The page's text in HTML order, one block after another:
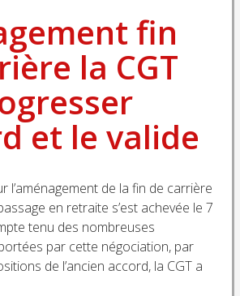
fin
la CGT
et le valide
l’aménagement de la fin de carrière
en retraite s’est achevée le 7
tenu des nombreuses
par cette négociation, par
de l’ancien accord, la CGT a